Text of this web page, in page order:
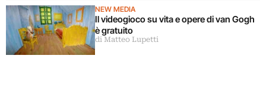
NEW MEDIA
Il videogioco su vita e opere di van Gogh
è gratuito
di Matteo Lupetti